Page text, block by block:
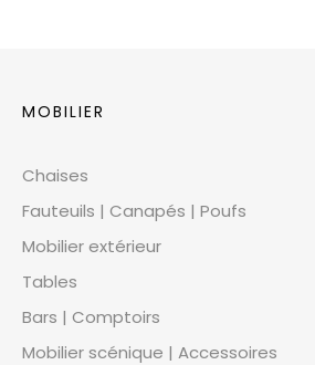
MOBILIER
Chaises
Fauteuils | Canapés | Poufs
Mobilier extérieur
Tables
Bars | Comptoirs
Mobilier scénique | Accessoires